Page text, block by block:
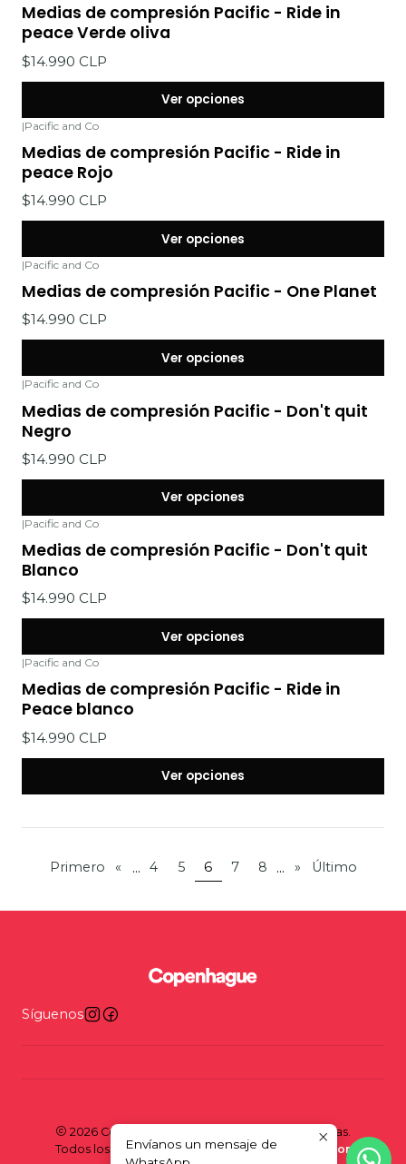
Medias de compresión Pacific - Ride in
peace Verde oliva
$14.990 CLP
Ver opciones
|Pacific and Co
Medias de compresión Pacific - Ride in
peace Rojo
$14.990 CLP
Ver opciones
|Pacific and Co
Medias de compresión Pacific - One Planet
$14.990 CLP
Ver opciones
|Pacific and Co
Medias de compresión Pacific - Don't quit
Negro
$14.990 CLP
Ver opciones
|Pacific and Co
Medias de compresión Pacific - Don't quit
Blanco
$14.990 CLP
Ver opciones
|Pacific and Co
Medias de compresión Pacific - Ride in
Peace blanco
$14.990 CLP
Ver opciones
Primero « ... 4 5 6 7 8 ... » Último
Síguenos
2026 Copenhague - Tienda y taller de bicicletas.
Todos los derechos reservados.Desarrollado por
Envíanos un mensaje de